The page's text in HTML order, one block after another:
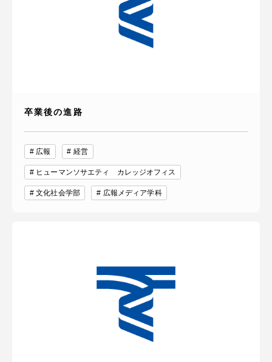
卒業後の進路
広報 経営
ヒューマンソサエティ カレッジオフィス
文化社会学部 広報メディア学科